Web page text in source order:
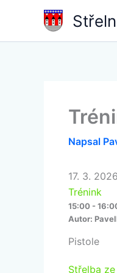
obsah
Napsal
17. 3. 2026
Trénink
15:00 -
Autor:
Pistole
Střelba